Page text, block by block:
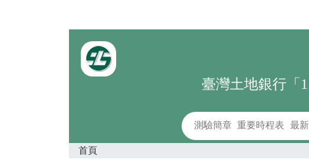
臺灣土地銀行「
測驗簡章 重要時程表 最
首頁